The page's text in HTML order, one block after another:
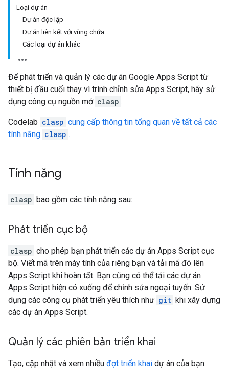
Loại dự án
Dự án độc lập
Dự án liên kết với vùng chứa
Các loại dự án khác
Để phát triển và quản lý các dự án Google Apps Script từ
thiết bị đầu cuối thay vì trình chỉnh sửa Apps Script, hãy sử
dụng công cụ nguồn mở clasp .
Codelab clasp cung cấp thông tin tổng quan về tất cả các
tính năng clasp .
Tính năng
clasp bao gồm các tính năng sau:
Phát triển cục bộ
clasp cho phép bạn phát triển các dự án Apps Script cục
bộ. Viết mã trên máy tính của riêng bạn và tải mã đó lên
Apps Script khi hoàn tất. Bạn cũng có thể tải các dự án
Apps Script hiện có xuống để chỉnh sửa ngoại tuyến. Sử
dụng các công cụ phát triển yêu thích như git khi xây dựng
các dự án Apps Script.
Quản lý các phiên bản triển khai
Tạo, cập nhật và xem nhiều đợt triển khai dự án của bạn.